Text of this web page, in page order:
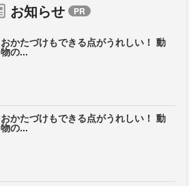
お知らせ
おかたづけもできる点がうれしい！ 動
物の...
おかたづけもできる点がうれしい！ 動
物の...